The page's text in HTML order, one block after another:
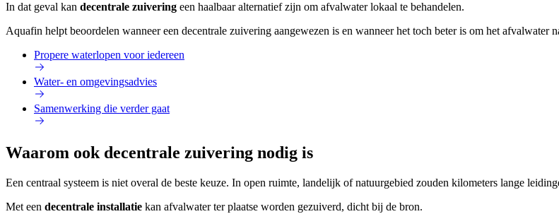
In dat geval kan decentrale zuivering een haalbaar alternatief zijn om afvalwater lokaal te behandelen.
Aquafin helpt beoordelen wanneer een decentrale zuivering aangewezen is en wanneer het toch beter is om het afvalwater
Propere waterlopen voor iedereen
Water- en omgevingsadvies
Samenwerking die verder gaat
Waarom ook decentrale zuivering nodig is
Een centraal systeem is niet overal de beste keuze. In open ruimte, landelijk of natuurgebied zouden kilometers lange
Met een decentrale installatie kan afvalwater ter plaatse worden gezuiverd, dicht bij de bron.